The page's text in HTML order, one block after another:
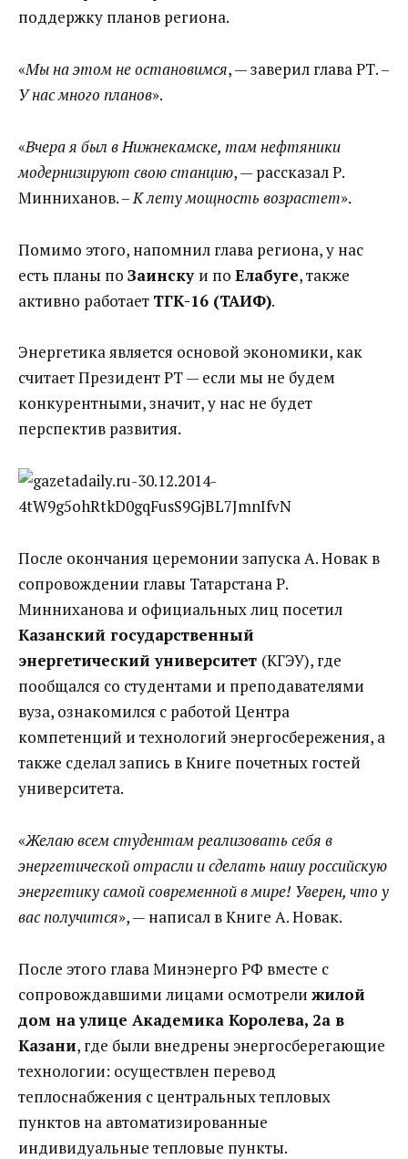
поддержку планов региона.
«Мы на этом не остановимся, — заверил глава РТ. –
У нас много планов».
«Вчера я был в Нижнекамске, там нефтяники
модернизируют свою станцию, — рассказал Р.
Минниханов. –К лету мощность возрастет».
Помимо этого, напомнил глава региона, у нас
есть планы по Заинску и по Елабуге, также
активно работает ТГК-16 (ТАИФ).
Энергетика является основой экономики, как
считает Президент РТ — если мы не будем
конкурентными, значит, у нас не будет
перспектив развития.
После окончания церемонии запуска А. Новак в
сопровождении главы Татарстана Р.
Минниханова и официальных лиц посетил
Казанский государственный
энергетический университет (КГЭУ), где
пообщался со студентами и преподавателями
вуза, ознакомился с работой Центра
компетенций и технологий энергосбережения, а
также сделал запись в Книге почетных гостей
университета.
«Желаю всем студентам реализовать себя в
энергетической отрасли и сделать нашу российскую
энергетику самой современной в мире! Уверен, что у
вас получится», — написал в Книге А. Новак.
После этого глава Минэнерго РФ вместе с
сопровождавшими лицами осмотрели жилой
дом наулице Академика Королева, 2а в
Казани, где были внедрены энергосберегающие
технологии: осуществлен перевод
теплоснабжения с центральных тепловых
пунктов на автоматизированные
индивидуальные тепловые пункты.